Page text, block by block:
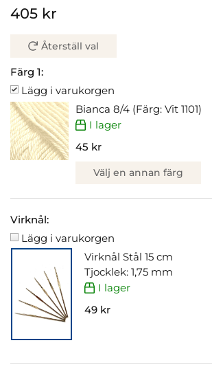
405 kr
Återställ val
Färg 1:
Lägg i varukorgen
Bianca 8/4 (Färg: Vit 1101)
I lager
45 kr
Välj en annan färg
Virknål:
Lägg i varukorgen
Virknål Stål 15 cm
Tjocklek: 1,75 mm
I lager
49 kr